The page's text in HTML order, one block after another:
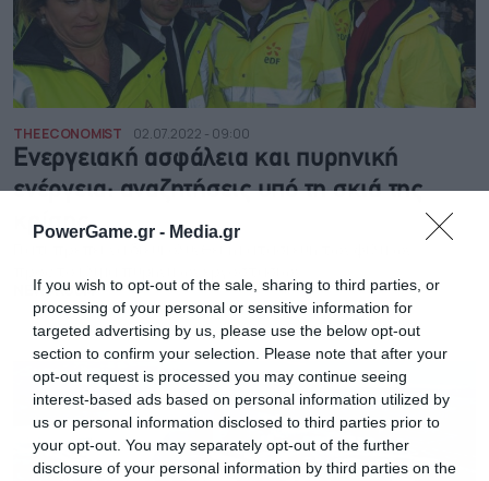
PowerGame.gr - Media.gr
If you wish to opt-out of the sale, sharing to third parties, or
processing of your personal or sensitive information for
targeted advertising by us, please use the below opt-out
section to confirm your selection. Please note that after your
opt-out request is processed you may continue seeing
interest-based ads based on personal information utilized by
us or personal information disclosed to third parties prior to
your opt-out. You may separately opt-out of the further
disclosure of your personal information by third parties on the
THE ECONOMIST 02.07.2022 - 09:00
Ενεργειακή ασφάλεια και πυρηνική
ενέργεια: αναζητήσεις υπό τη σκιά της
κρίσης
NEWSROOM